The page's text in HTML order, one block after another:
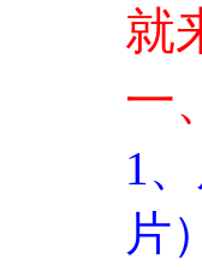
就
一
1
片